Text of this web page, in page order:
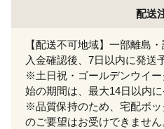
配送
【配送不可地域】一部離島
入金確認後、7日以内に発送
※土日祝・ゴールデンウイ
始の期間は、最大14日以内に
※品質保持のため、宅配ボ
のご要望はお受けできません